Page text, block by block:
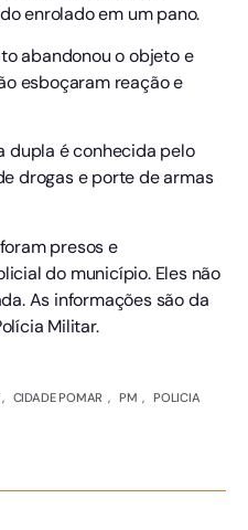
enrolado em um pano.
abandonou o objeto e
esboçaram reação e
dupla é conhecida pelo
drogas e porte de armas
presos e
do município. Eles não
As informações são da
Militar.
, CIDADE POMAR , PM , POLICIA